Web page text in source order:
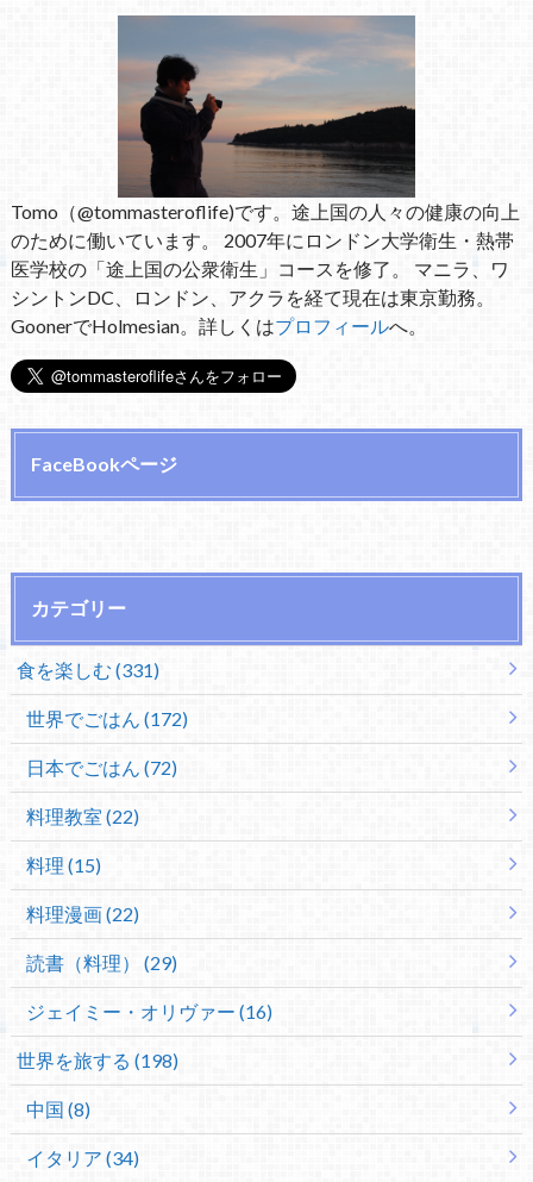
Tomo（@tommasteroflife)です。途上国の人々の健康の向上
のために働いています。 2007年にロンドン大学衛生・熱帯
医学校の「途上国の公衆衛生」コースを修了。 マニラ、ワ
シントンDC、ロンドン、アクラを経て現在は東京勤務。
GoonerでHolmesian。詳しくはプロフィールへ。
FaceBookページ
カテゴリー
食を楽しむ (331)
世界でごはん (172)
日本でごはん (72)
料理教室 (22)
料理 (15)
料理漫画 (22)
読書（料理） (29)
ジェイミー・オリヴァー (16)
世界を旅する (198)
中国 (8)
イタリア (34)